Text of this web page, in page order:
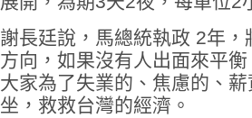
謝長廷說，馬總統執政 2年
方向，如果沒有人出面來平
大家為了失業的、焦慮的、
坐，救救台灣的經濟。